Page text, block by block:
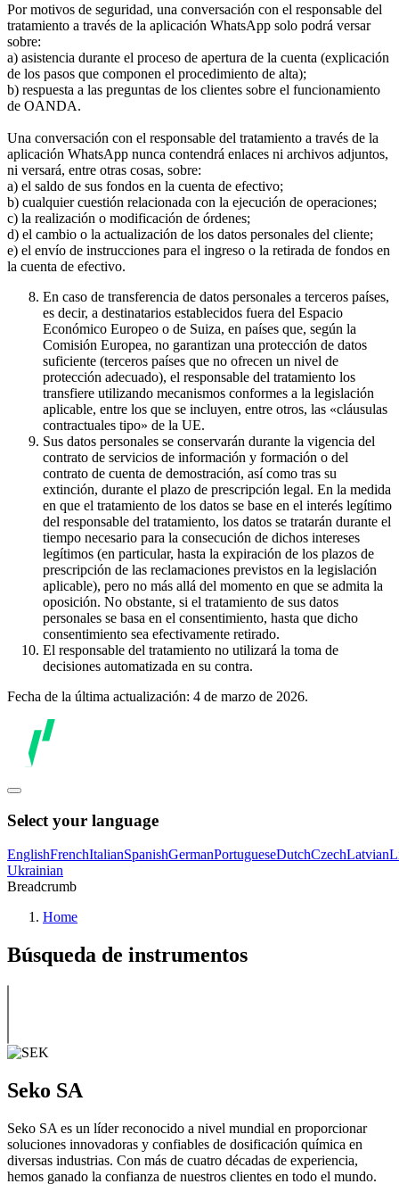
Por motivos de seguridad, una conversación con el responsable del
tratamiento a través de la aplicación WhatsApp solo podrá versar
sobre:
a) asistencia durante el proceso de apertura de la cuenta (explicación
de los pasos que componen el procedimiento de alta);
b) respuesta a las preguntas de los clientes sobre el funcionamiento
de OANDA.
Una conversación con el responsable del tratamiento a través de la
aplicación WhatsApp nunca contendrá enlaces ni archivos adjuntos,
ni versará, entre otras cosas, sobre:
a) el saldo de sus fondos en la cuenta de efectivo;
b) cualquier cuestión relacionada con la ejecución de operaciones;
c) la realización o modificación de órdenes;
d) el cambio o la actualización de los datos personales del cliente;
e) el envío de instrucciones para el ingreso o la retirada de fondos en
la cuenta de efectivo.
En caso de transferencia de datos personales a terceros países,
es decir, a destinatarios establecidos fuera del Espacio
Económico Europeo o de Suiza, en países que, según la
Comisión Europea, no garantizan una protección de datos
suficiente (terceros países que no ofrecen un nivel de
protección adecuado), el responsable del tratamiento los
transfiere utilizando mecanismos conformes a la legislación
aplicable, entre los que se incluyen, entre otros, las «cláusulas
contractuales tipo» de la UE.
Sus datos personales se conservarán durante la vigencia del
contrato de servicios de información y formación o del
contrato de cuenta de demostración, así como tras su
extinción, durante el plazo de prescripción legal. En la medida
en que el tratamiento de los datos se base en el interés legítimo
del responsable del tratamiento, los datos se tratarán durante el
tiempo necesario para la consecución de dichos intereses
legítimos (en particular, hasta la expiración de los plazos de
prescripción de las reclamaciones previstos en la legislación
aplicable), pero no más allá del momento en que se admita la
oposición. No obstante, si el tratamiento de sus datos
personales se basa en el consentimiento, hasta que dicho
consentimiento sea efectivamente retirado.
El responsable del tratamiento no utilizará la toma de
decisiones automatizada en su contra.
Fecha de la última actualización: 4 de marzo de 2026.
Select your language
EnglishFrenchItalianSpanishGermanPortugueseDutchCzechLatvian
Ukrainian
Breadcrumb
Home
Búsqueda de instrumentos
Seko SA
Seko SA es un líder reconocido a nivel mundial en proporcionar
soluciones innovadoras y confiables de dosificación química en
diversas industrias. Con más de cuatro décadas de experiencia,
hemos ganado la confianza de nuestros clientes en todo el mundo.